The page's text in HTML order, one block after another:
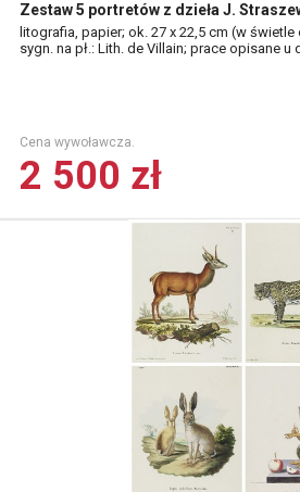
Zestaw 5 portretów z dzieła J.
litografia, papier; ok. 27 x 22,5 cm (w świetle
sygn. na pł.: Lith. de Villain; prace opisane u
Cena wywoławcza.
2 500 zł